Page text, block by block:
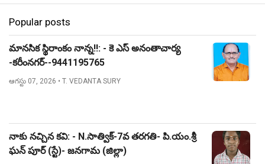
Popular posts
మానసిక స్థిరాంకం నాన్న!!: - కె ఎస్ అనంతాచార్య
-కరీంనగర్--9441195765
ఆగస్టు 07, 2026 • T. VEDANTA SURY
నాకు నచ్చిన కవి: - N.సాత్విక్-7వ తరగతి- పి.యం.శ్రీ
ఘన్ పూర్ (స్టే)- జనగామ (జిల్లా)